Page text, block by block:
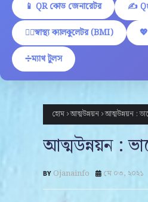
📱 QR কোড জেনারেটর ✍
🏋️‍♂️স্বাস্থ্য ক্যালকুলেটর (BMI)
➗ম্যাথ টুলস
হোম আত্মউন্নয়ন আত্মউন্নয়ন :
আত্মউন্নয়ন :
Ojanainfo মে ০৩, ২০২১